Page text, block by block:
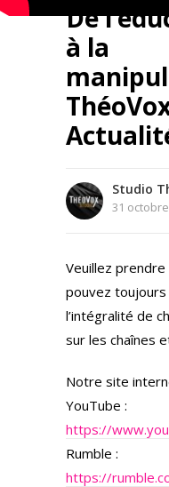
De
à la
Studio
31 octobre
Veuillez
pouvez
l’intégralité de
sur les chaînes
Notre site
YouTube :
https://
Rumble :
https://